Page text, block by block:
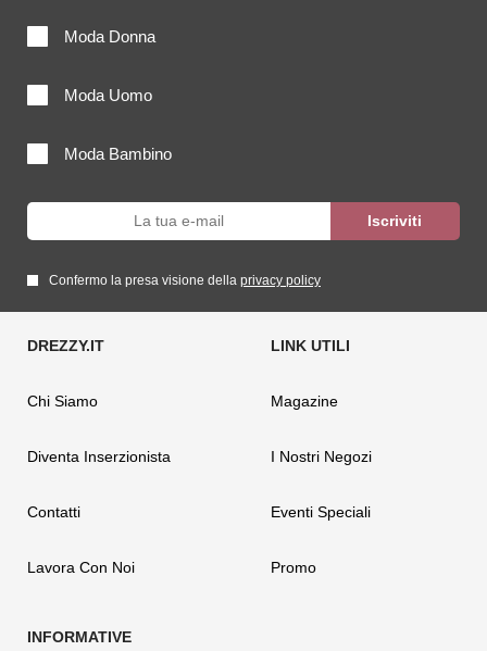
Moda Donna
Moda Uomo
Moda Bambino
Confermo la presa visione della privacy policy
Chi Siamo
Diventa Inserzionista
Contatti
Lavora Con Noi
Magazine
I Nostri Negozi
Eventi Speciali
Promo